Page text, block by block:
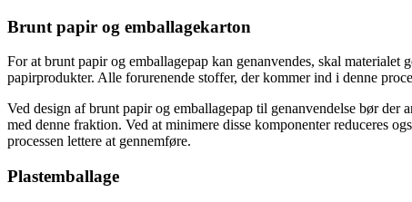
Brunt papir og emballagekarton
For at brunt papir og emballagepap kan genanvendes, skal
papirprodukter. Alle forurenende stoffer, der kommer ind i denne
Ved design af brunt papir og emballagepap til genanvendelse bør der
med denne fraktion. Ved at minimere disse komponenter reduceres
processen lettere at gennemføre.
Plastemballage